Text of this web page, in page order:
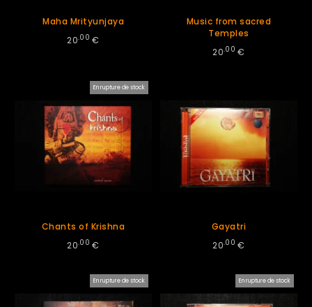
Maha Mrityunjaya
20.00 €
Music from sacred
Temples
20.00 €
En rupture de stock
Chants of Krishna
20.00 €
Gayatri
20.00 €
En rupture de stock En rupture de stock